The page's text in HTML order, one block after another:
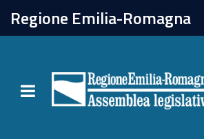
Regione Emilia-Romagna
Toggle navigation
chiudi
Attività